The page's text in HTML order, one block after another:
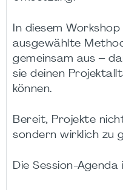
In diesem
ausgewählte
gemeinsam aus –
sie deinen
können.
Bereit, Projekte
sondern wirklich zu
Die Session-